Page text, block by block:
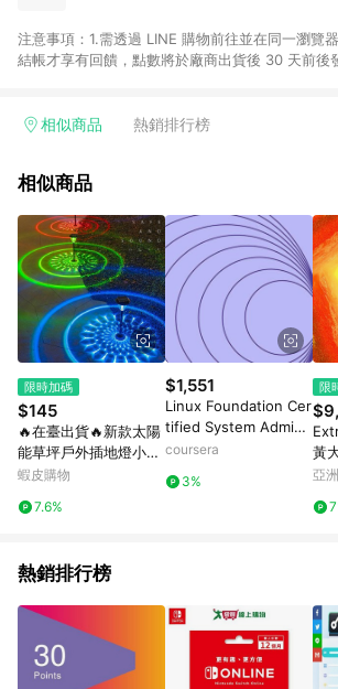
注意事項：1.需透過 LINE 購物前往並在同一瀏覽
結帳才享有回饋，點數將於廠商出貨後 30 天前後
相似商品 熱銷排行榜
相似商品
限時加碼
$145
🔥在臺出貨🔥新款太陽
能草坪戶外插地燈小夜
燈裝飾小院子花園別墅
蝦皮購物
7.6%
$1,551
Linux Foundation Cer
tified System Admini
strator (LFCS): Unit 3
coursera
3%
限
黃
尚
亞
熱銷排行榜